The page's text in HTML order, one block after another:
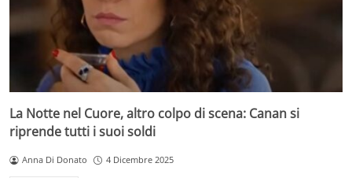
La Notte nel Cuore, altro colpo di scena: Canan si
riprende tutti i suoi soldi
Anna Di Donato 4 Dicembre 2025